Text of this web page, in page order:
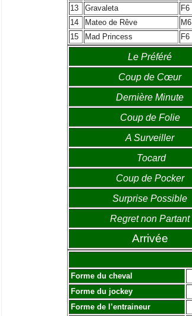
13
Gravaleta F6
14
Mateo de Rêve M6
15
Mad Princess F6
Le Préféré
Coup de Cœur
Dernière Minute
Coup de Folie
A Surveiller
Tocard
Coup de Pocker
Surprise Possible
Regret non Partant
Arrivée
Forme du cheval
Forme du jockey
Forme de l’entraineur